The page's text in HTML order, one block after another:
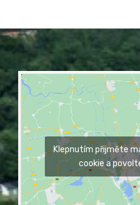
Klepnutím přijměte
cookie a